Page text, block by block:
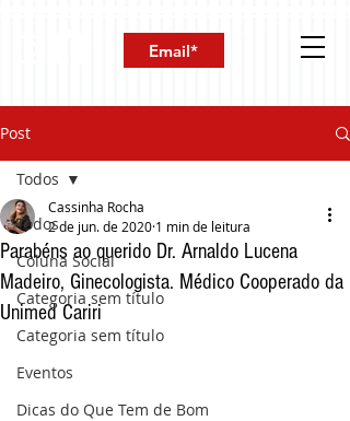
Post
Todos
Coluna Social
Categoria sem título
Categoria sem título
Eventos
Dicas do Que Tem de Bom
Todos
Parabéns ao querido Dr. Arnaldo Lucena
Madeiro, Ginecologista. Médico Cooperado da
Unimed Cariri
Cassinha Rocha
2 de jun. de 2020 1 min de leitura